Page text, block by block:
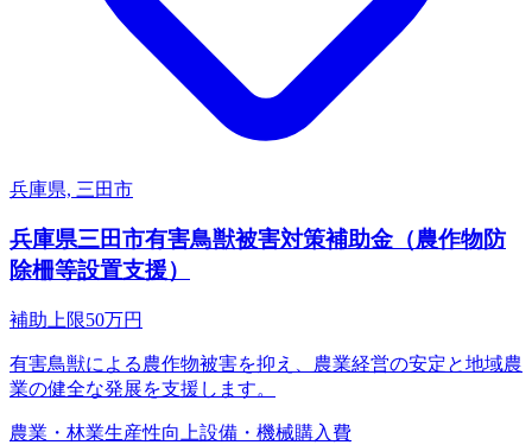
兵庫県, 三田市
兵庫県三田市有害鳥獣被害対策補助金（農作物防
除柵等設置支援）
補助上限50万円
有害鳥獣による農作物被害を抑え、農業経営の安定と地域農
業の健全な発展を支援します。
農業・林業生産性向上設備・機械購入費